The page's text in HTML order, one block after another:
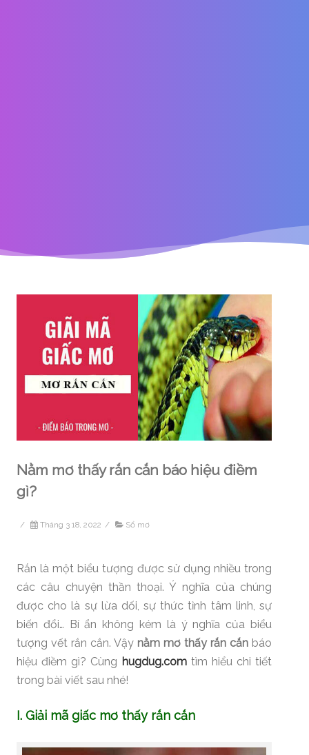
Nằm mơ thấy rắn cắn báo hiệu điềm
gì?
/ Tháng 3 18, 2022 / Sổ mơ
Rắn là một biểu tượng được sử dụng nhiều trong
các câu chuyện thần thoại. Ý nghĩa của chúng
được cho là sự lừa dối, sự thức tỉnh tâm linh, sự
biến đổi… Bí ẩn không kém là ý nghĩa của biểu
tượng vết rắn cắn. Vậy nằm mơ thấy rắn cắn báo
hiệu điềm gì? Cùng hugdug.comtìm hiểu chi tiết
trong bài viết sau nhé!
I. Giải mã giấc mơ thấy rắn cắn